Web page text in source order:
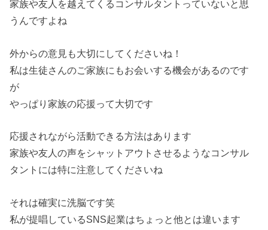
家族や友人を越えてくるコンサルタントっていないと思
うんですよね
外からの意見も大切にしてくださいね！
私は生徒さんのご家族にもお会いする機会があるのです
が
やっぱり家族の応援って大切です
応援されながら活動できる方法はあります
家族や友人の声をシャットアウトさせるようなコンサル
タントには特に注意してくださいね
それは確実に洗脳です笑
私が提唱しているSNS起業はちょっと他とは違います